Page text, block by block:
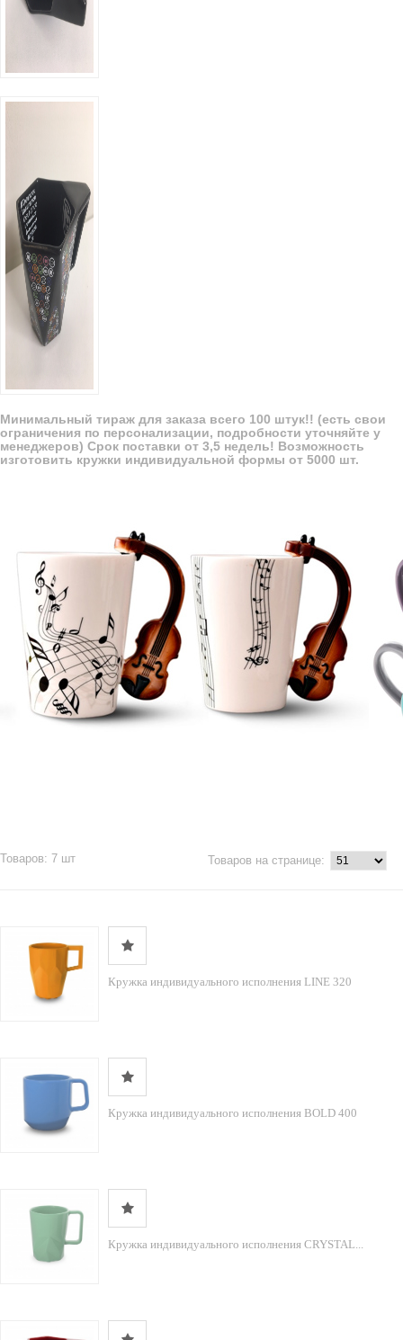
Минимальный тираж для заказа всего 100 штук!! (есть свои
ограничения по персонализации, подробности уточняйте у
менеджеров) Срок поставки от 3,5 недель! Возможность
изготовить кружки индивидуальной формы от 5000 шт.
Товаров: 7 шт Товаров на странице:
Кружка индивидуального исполнения LINE 320
Кружка индивидуального исполнения BOLD 400
Кружка индивидуального исполнения CRYSTAL...